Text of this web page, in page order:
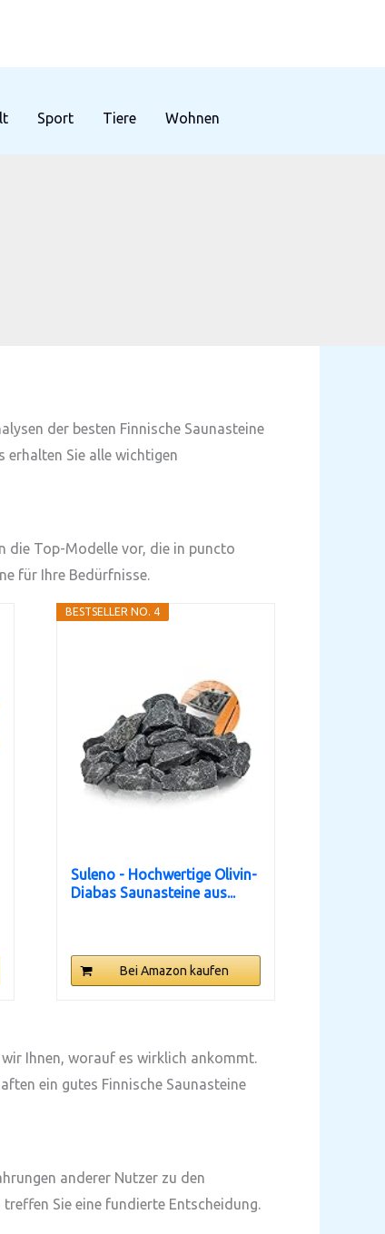
Sport Tiere Wohnen
der besten Finnische Saunasteine
erhalten Sie alle wichtigen
die Top-Modelle vor, die in puncto
für Ihre Bedürfnisse.
BESTSELLER NO. 4
Suleno - Hochwertige Olivin-
Diabas Saunasteine aus...
Bei Amazon kaufen
wir Ihnen, worauf es wirklich ankommt.
ein gutes Finnische Saunasteine
anderer Nutzer zu den
Sie eine fundierte Entscheidung.